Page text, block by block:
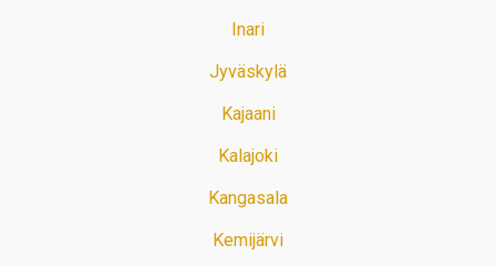
Inari
Jyväskylä
Kajaani
Kalajoki
Kangasala
Kemijärvi